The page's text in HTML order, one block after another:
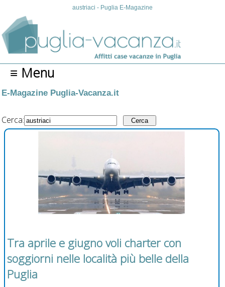
austriaci - Puglia E-Magazine
≡ Menu
E-Magazine Puglia-Vacanza.it
Cerca:
Tra aprile e giugno voli charter con
soggiorni nelle località più belle della
Puglia